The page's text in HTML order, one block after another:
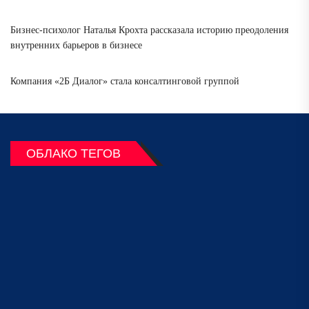
Бизнес-психолог Наталья Крохта рассказала историю преодоления
внутренних барьеров в бизнесе
Компания «2Б Диалог» стала консалтинговой группой
ОБЛАКО ТЕГОВ